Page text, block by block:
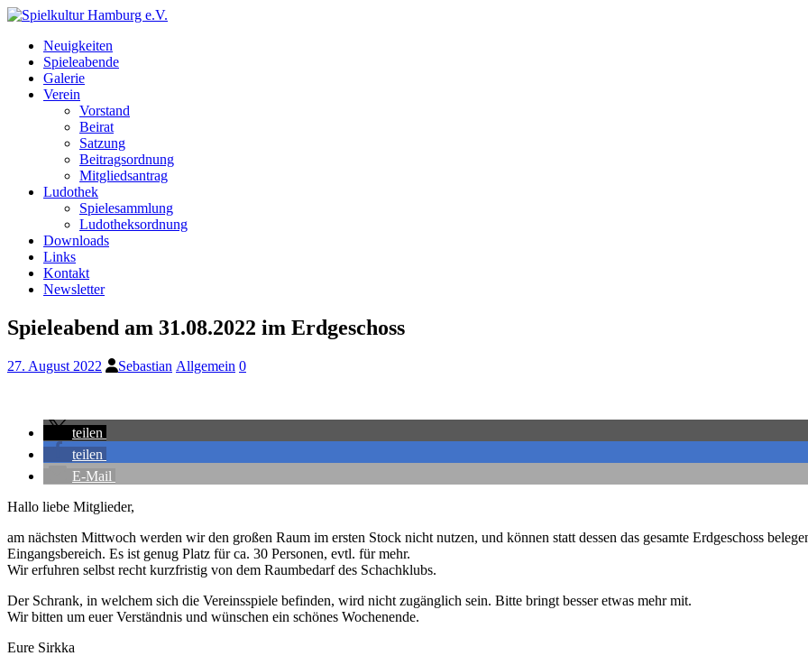
Neuigkeiten
Spieleabende
Galerie
Verein
Vorstand
Beirat
Satzung
Beitragsordnung
Mitgliedsantrag
Ludothek
Spielesammlung
Ludotheksordnung
Downloads
Links
Kontakt
Newsletter
Spieleabend am 31.08.2022 im Erdgeschoss
27. August 2022 Sebastian Allgemein 0
teilen
teilen
E-Mail
Hallo liebe Mitglieder,
am nächsten Mittwoch werden wir den großen Raum im ersten Stock nicht nutzen, und können statt dessen das gesamte Erdgeschoss
Eingangsbereich. Es ist genug Platz für ca. 30 Personen, evtl. für mehr.
Wir erfuhren selbst recht kurzfristig von dem Raumbedarf des Schachklubs.
Der Schrank, in welchem sich die Vereinsspiele befinden, wird nicht zugänglich sein. Bitte bringt besser etwas mehr mit.
Wir bitten um euer Verständnis und wünschen ein schönes Wochenende.
Eure Sirkka